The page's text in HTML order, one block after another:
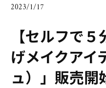
2023/1/17
【セルフで
げメイクアイ
ュ）」販売開